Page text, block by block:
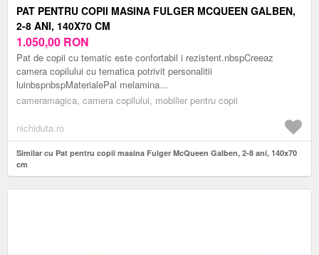
PAT PENTRU COPII MASINA FULGER MCQUEEN GALBEN,
2-8 ANI, 140X70 CM
1.050,00 RON
Pat de copii cu tematic este confortabil i rezistent.nbspCreeaz
camera copilului cu tematica potrivit personalitii
luinbspnbspMaterialePal melamina...
cameramagica, camera copilului, mobilier pentru copii
nichiduta.ro
Similar cu Pat pentru copii masina Fulger McQueen Galben, 2-8 ani, 140x70
cm